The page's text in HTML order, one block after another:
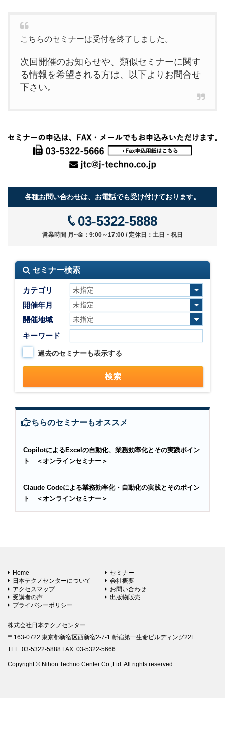
こちらのセミナーは受付を終了しました。
次回開催のお知らせや、類似セミナーに関す
る情報を希望される方は、以下よりお問合せ
下さい。
各種お問い合わせは、お電話でも受け付けております。
03-5322-5888
営業時間 月~金：9:00～17:00 / 定休日：土日・祝日
セミナー検索
カテゴリ
開催年月
開催地域
キーワード
過去のセミナーも表示する
こちらのセミナーもオススメ
CopilotによるExcelの自動化、業務効率化とその実践ポイン
ト ＜オンラインセミナー＞
Claude Codeによる業務効率化・自動化の実践とそのポイン
ト ＜オンラインセミナー＞
Home
セミナー
日本テクノセンターについて
会社概要
アクセスマップ
お問い合わせ
受講者の声
出版物販売
プライバシーポリシー
株式会社日本テクノセンター
〒163-0722 東京都新宿区西新宿2-7-1 新宿第一生命ビルディング22F
TEL: 03-5322-5888 FAX: 03-5322-5666
Copyright © Nihon Techno Center Co.,Ltd. All rights reserved.